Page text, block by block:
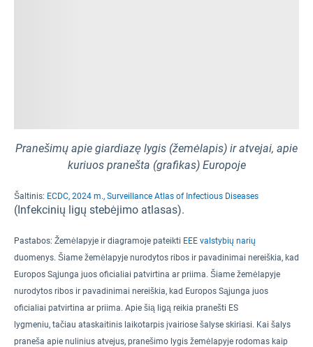
Pranešimų apie giardiazę lygis (žemėlapis) ir atvejai, apie
kuriuos pranešta (grafikas) Europoje
Šaltinis: ECDC, 2024 m., Surveillance Atlas of Infectious Diseases
(Infekcinių ligų stebėjimo atlasas).
Pastabos: Žemėlapyje ir diagramoje pateikti EEE valstybių narių
duomenys. Šiame žemėlapyje nurodytos ribos ir pavadinimai nereiškia, kad
Europos Sąjunga juos oficialiai patvirtina ar priima. Šiame žemėlapyje
nurodytos ribos ir pavadinimai nereiškia, kad Europos Sąjunga juos
oficialiai patvirtina ar priima. Apie šią ligą reikia pranešti ES
lygmeniu, tačiau ataskaitinis laikotarpis įvairiose šalyse skiriasi. Kai šalys
praneša apie nulinius atvejus, pranešimo lygis žemėlapyje rodomas kaip